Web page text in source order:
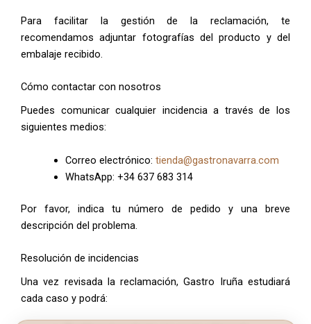
Para facilitar la gestión de la reclamación, te
recomendamos adjuntar fotografías del producto y del
embalaje recibido.
Cómo contactar con nosotros
Puedes comunicar cualquier incidencia a través de los
siguientes medios:
Correo electrónico: tienda@gastronavarra.com
WhatsApp: +34 637 683 314
Por favor, indica tu número de pedido y una breve
descripción del problema.
Resolución de incidencias
Una vez revisada la reclamación, Gastro Iruña estudiará
cada caso y podrá: